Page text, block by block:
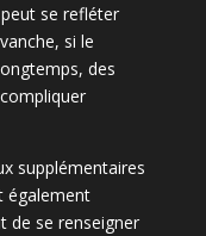
se refléter
si le
des
supplémentaires
également
de se renseigner